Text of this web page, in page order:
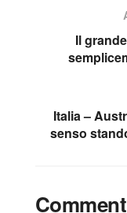
Il
Italia –
senso